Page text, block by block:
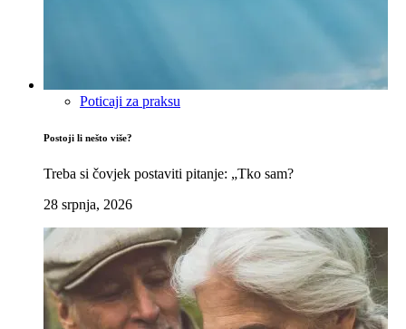
Poticaji za praksu
Postoji li nešto više?
Treba si čovjek postaviti pitanje: „Tko sam?
28 srpnja, 2026